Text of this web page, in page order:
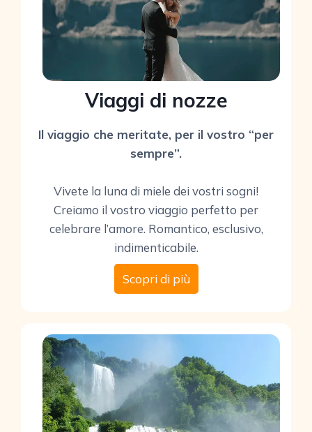
Viaggi di nozze
Il viaggio che meritate, per il vostro “per
sempre”.
Vivete la luna di miele dei vostri sogni!
Creiamo il vostro viaggio perfetto per
celebrare l’amore. Romantico, esclusivo,
indimenticabile.
Scopri di più